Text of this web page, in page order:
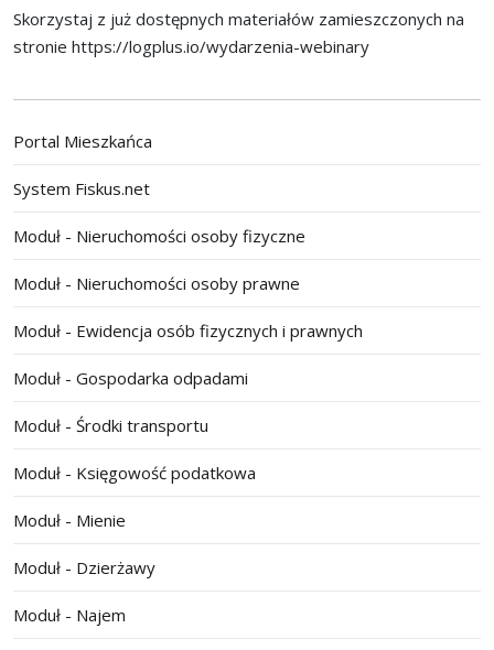
Skorzystaj z już dostępnych materiałów zamieszczonych na
stronie https://logplus.io/wydarzenia-webinary
Portal Mieszkańca
System Fiskus.net
Moduł - Nieruchomości osoby fizyczne
Moduł - Nieruchomości osoby prawne
Moduł - Ewidencja osób fizycznych i prawnych
Moduł - Gospodarka odpadami
Moduł - Środki transportu
Moduł - Księgowość podatkowa
Moduł - Mienie
Moduł - Dzierżawy
Moduł - Najem